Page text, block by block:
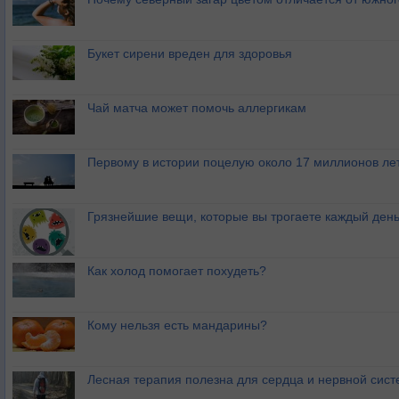
Букет сирени вреден для здоровья
Чай матча может помочь аллергикам
Первому в истории поцелую около 17 миллионов
Грязнейшие вещи, которые вы трогаете каждый день
Как холод помогает похудеть?
Кому нельзя есть мандарины?
Лесная терапия полезна для сердца и нервной